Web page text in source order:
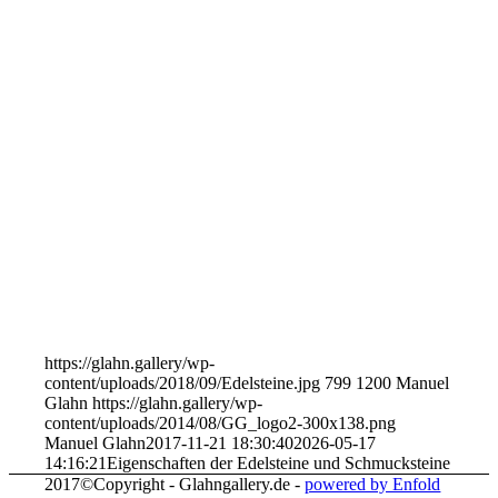
https://glahn.gallery/wp-
content/uploads/2018/09/Edelsteine.jpg 799 1200 Manuel
Glahn https://glahn.gallery/wp-
content/uploads/2014/08/GG_logo2-300x138.png
Manuel Glahn2017-11-21 18:30:402026-05-17
14:16:21Eigenschaften der Edelsteine und Schmucksteine
2017©Copyright - Glahngallery.de -powered by Enfold